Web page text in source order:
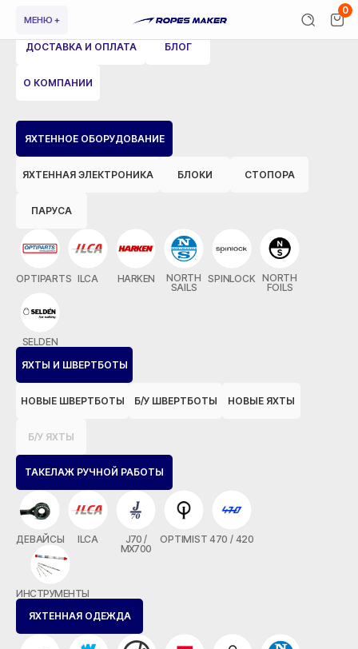
МЕНЮ +
0
ЯХТЕННОЕ ОБОРУДОВАНИЕ
ЯХТЕННАЯ ЭЛЕКТРОНИКА БЛОКИ СТОПОРА
ПАРУСА
OPTIPARTS ILCA HARKEN
NORTH
SAILS
SPINLOCK NORTH
FOILS
SELDEN
ЯХТЫ И ШВЕРТБОТЫ
НОВЫЕ ШВЕРТБОТЫ Б/У ШВЕРТБОТЫ НОВЫЕ ЯХТЫ
Б/У ЯХТЫ
ТАКЕЛАЖ РУЧНОЙ РАБОТЫ
ДЕВАЙСЫ ILCA
J70 /
MX700
OPTIMIST 470 / 420
ИНСТРУМЕНТЫ
ЯХТЕННАЯ ОДЕЖДА
ДОСТАВКА И ОПЛАТА БЛОГ
О КОМПАНИИ